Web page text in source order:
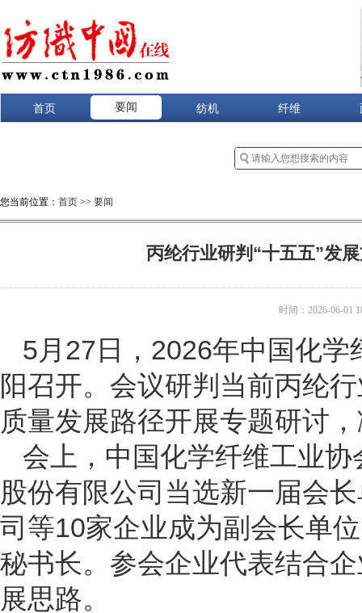
首页 要闻 纺机 纤维
您当前位置： 首页 >> 要闻
丙纶行业研判“十五五”发
时间：2026-06-01
5月27日，2026年中国化
阳召开。会议研判当前丙纶
质量发展路径开展专题研讨
会上，中国化学纤维工业
股份有限公司当选新一届会
司等10家企业成为副会长单
秘书长。参会企业代表结合
展思路。